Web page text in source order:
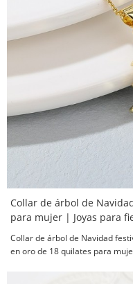
Collar de árbol de
para mujer | Joyas para
Collar de árbol de Navidad
en oro de 18 quilates para